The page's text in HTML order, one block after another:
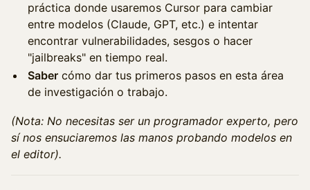
práctica donde usaremos Cursor para cambiar
entre modelos (Claude, GPT, etc.) e intentar
encontrar vulnerabilidades, sesgos o hacer
"jailbreaks" en tiempo real.
Saber cómo dar tus primeros pasos en esta área
de investigación o trabajo.
(Nota: No necesitas ser un programador experto, pero
sí nos ensuciaremos las manos probando modelos en
el editor).